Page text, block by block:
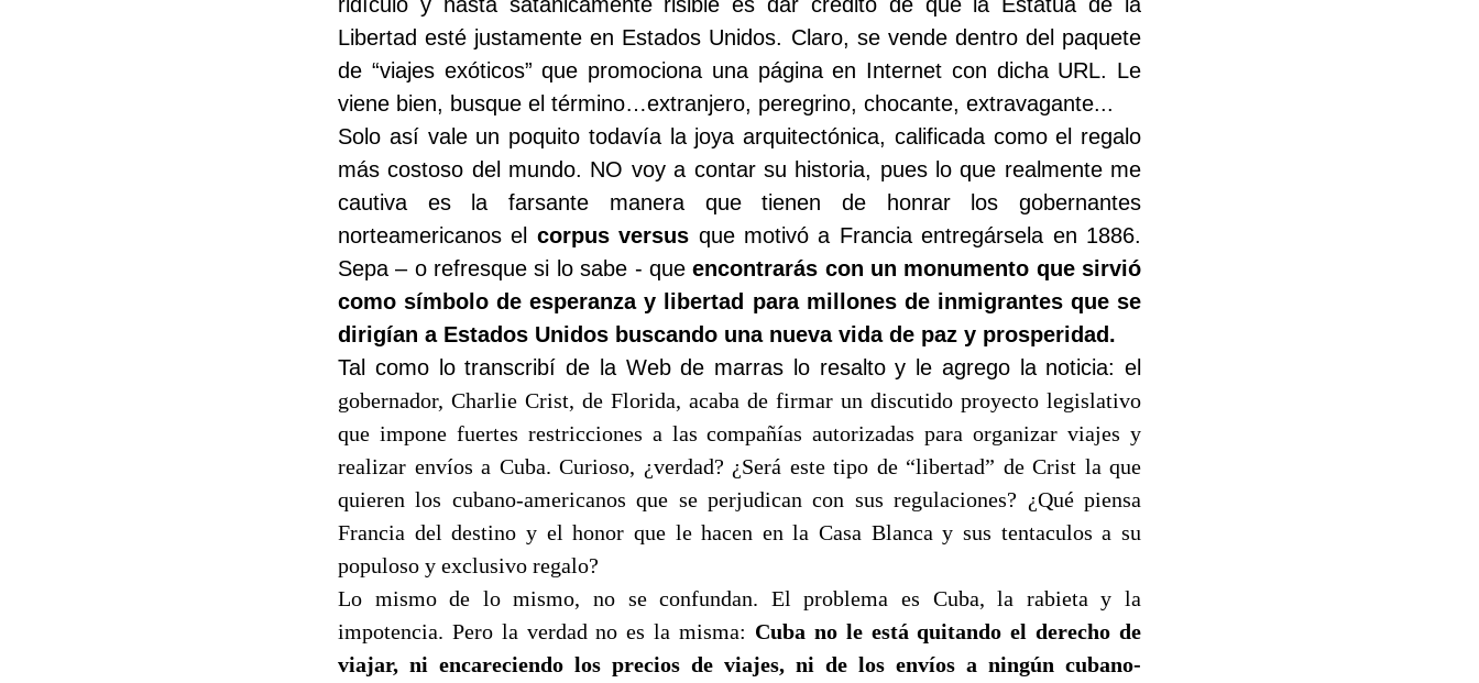
Libertad esté justamente en Estados Unidos. Claro, se vende dentro del paquete
de “viajes exóticos” que promociona una página en Internet con dicha URL. Le
viene bien, busque el término…extranjero, peregrino, chocante, extravagante...
Solo así vale un poquito todavía la joya arquitectónica, calificada como el regalo
más costoso del mundo. NO voy a contar su historia, pues lo que realmente me
cautiva es la farsante manera que tienen de honrar los gobernantes
norteamericanos el corpus versus que motivó a Francia entregársela en 1886.
Sepa – o refresque si lo sabe - queencontrarás con un monumento que sirvió
como símbolo de esperanza y libertad para millones de inmigrantes que se
dirigían a Estados Unidos buscando una nueva vida de paz y prosperidad.
Tal como lo transcribí de la Web de marras lo resalto y le agrego la noticia: el
gobernador, Charlie Crist, de Florida, acaba de firmar un discutido proyecto legislativo
que impone fuertes restricciones a las compañías autorizadas para organizar viajes y
realizar envíos a Cuba. Curioso, ¿verdad? ¿Será este tipo de “libertad” de Crist la que
quieren los cubano-americanos que se perjudican con sus regulaciones? ¿Qué piensa
Francia del destino y el honor que le hacen en la Casa Blanca y sus tentaculos a su
populoso y exclusivo regalo?
Lo mismo de lo mismo, no se confundan. El problema es Cuba, la rabieta y la
impotencia. Pero la verdad no es la misma: Cuba no le está quitando el derecho de
viajar, ni encareciendo los precios de viajes, ni de los envíos a ningún cubano-